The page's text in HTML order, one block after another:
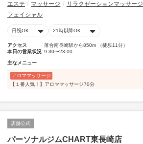
エステ マッサージ リラクゼーションマッサージ
フェイシャル
日祝OK 21時以降OK
アクセス
落合南長崎駅から850m （徒歩11分）
本日の営業状況 9:30〜23:00
主なメニュー
アロママッサージ
【１番人気！】アロママッサージ70分
店舗公式
パーソナルジムCHART東長崎店